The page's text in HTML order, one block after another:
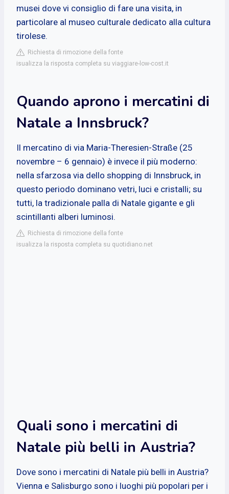
musei dove vi consiglio di fare una visita, in
particolare al museo culturale dedicato alla cultura
tirolese.
Richiesta di rimozione della fonte
isualizza la risposta completa su viaggiare-low-cost.it
Quando aprono i mercatini di
Natale a Innsbruck?
Il mercatino di via Maria-Theresien-Straße (25
novembre – 6 gennaio) è invece il più moderno:
nella sfarzosa via dello shopping di Innsbruck, in
questo periodo dominano vetri, luci e cristalli; su
tutti, la tradizionale palla di Natale gigante e gli
scintillanti alberi luminosi.
Richiesta di rimozione della fonte
isualizza la risposta completa su quotidiano.net
Quali sono i mercatini di
Natale più belli in Austria?
Dove sono i mercatini di Natale più belli in Austria?
Vienna e Salisburgo sono i luoghi più popolari per i